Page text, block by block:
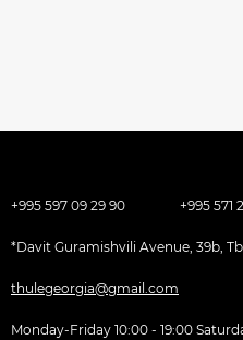
+995 597 09 29 90 +995 571
*Davit
thulegeorgia@gmail.com
Monday-Friday 10:00 - 19:00 Saturday: 10:00-18:00 Sunday: Day